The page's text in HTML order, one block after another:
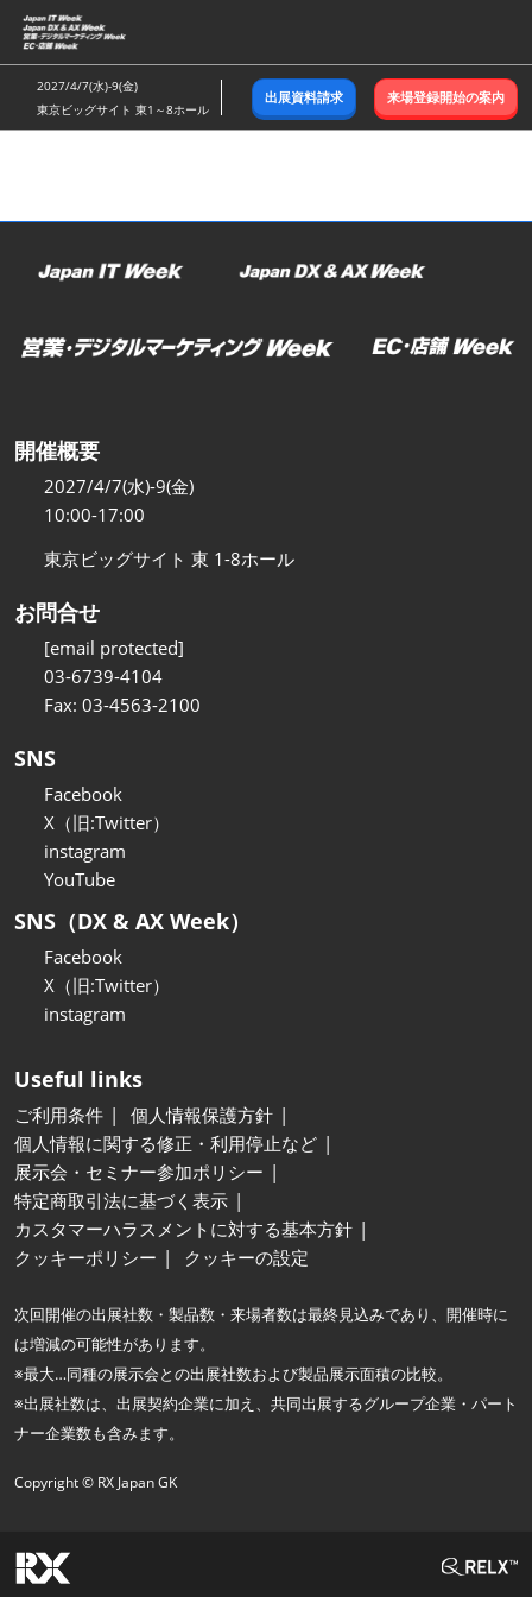
ス
キ
ッ
し
む
2027/4/7(水)-9(金)
東京ビッグサイト 東1～8ホール
出展資料請求 来場登録開始の案内
開催概要
2027/4/7(水)-9(金)
10:00-17:00
東京ビッグサイト 東 1-8ホール
お問合せ
[email protected]
03-6739-4104
Fax: 03-4563-2100
SNS
Facebook
X（旧:Twitter）
instagram
YouTube
SNS（DX & AX Week）
Facebook
X（旧:Twitter）
instagram
Useful links
ご利用条件
個人情報保護方針
個人情報に関する修正・利用停止など
展示会・セミナー参加ポリシー
特定商取引法に基づく表示
カスタマーハラスメントに対する基本方針
クッキーポリシー
クッキーの設定
次回開催の出展社数・製品数・来場者数は最終見込みであり、開催時に
は増減の可能性があります。
※最大…同種の展示会との出展社数および製品展示面積の比較。
※出展社数は、出展契約企業に加え、共同出展するグループ企業・パート
ナー企業数も含みます。
Copyright © RX Japan GK